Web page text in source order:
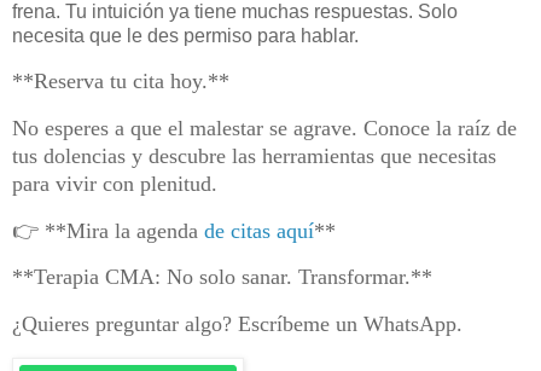
frena. Tu intuición ya tiene muchas respuestas. Solo
necesita que le des permiso para hablar.
**Reserva tu cita hoy.**
No esperes a que el malestar se agrave. Conoce la raíz de
tus dolencias y descubre las herramientas que necesitas
para vivir con plenitud.
👉 **Mira la agenda de citas aquí**
**Terapia CMA: No solo sanar. Transformar.**
¿Quieres preguntar algo? Escríbeme un WhatsApp.